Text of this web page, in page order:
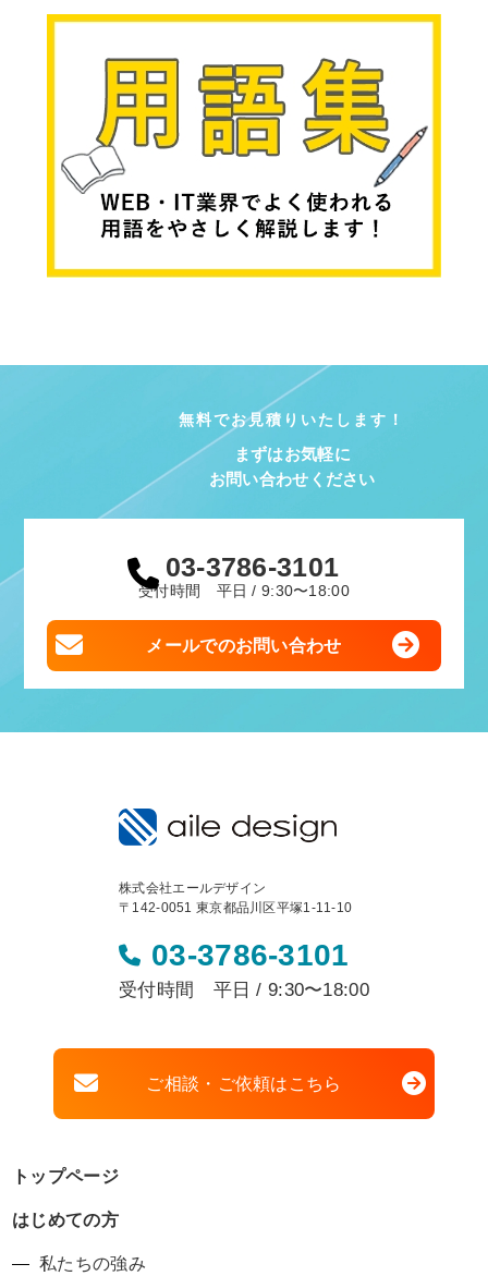
無料でお見積りいたします！
まずはお気軽に
お問い合わせください
03-3786-3101
受付時間 平日 / 9:30〜18:00
メールでのお問い合わせ
株式会社エールデザイン
〒142-0051 東京都品川区平塚1-11-10
03-3786-3101
受付時間 平日 / 9:30〜18:00
ご相談・ご依頼はこちら
トップページ
はじめての方
私たちの強み